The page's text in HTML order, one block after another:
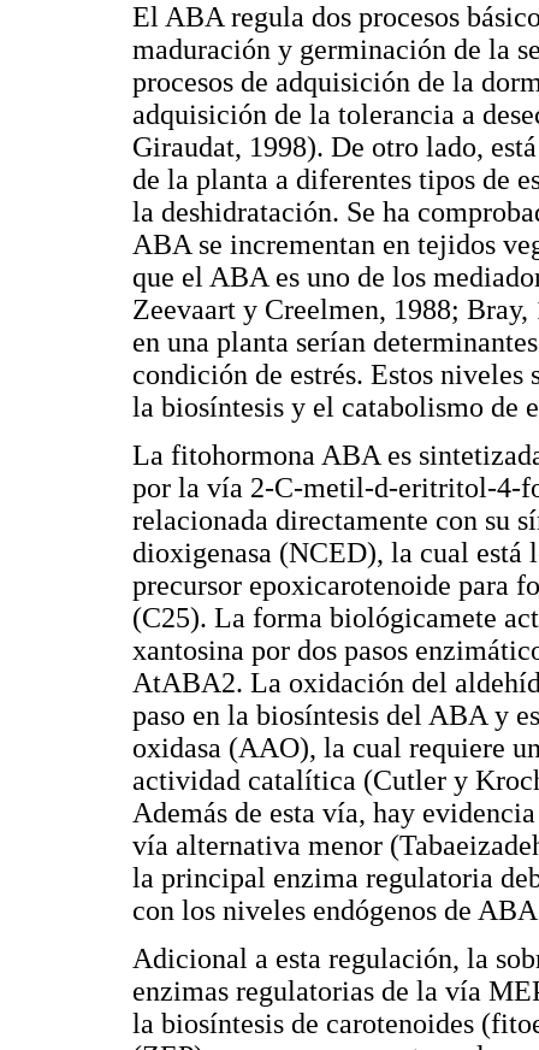
El ABA regula dos procesos
maduración y germinación de la
procesos de adquisición de la
adquisición de la tolerancia a
Giraudat, 1998). De otro lado,
de la planta a diferentes tipos de
la deshidratación. Se ha
ABA se incrementan en tejidos
que el ABA es uno de los
Zeevaart y Creelmen, 1988;
en una planta serían
condición de estrés. Estos niveles
la biosíntesis y el catabolismo de
La fitohormona ABA es
por la vía 2-C-metil-d-eritritol-4-
relacionada directamente con su
dioxigenasa (NCED), la cual está
precursor epoxicarotenoide para
(C25). La forma biológicamete
xantosina por dos pasos
AtABA2. La oxidación del
paso en la biosíntesis del ABA y
oxidasa (AAO), la cual requiere
actividad catalítica (Cutler y
Además de esta vía, hay
vía alternativa menor
la principal enzima regulatoria
con los niveles endógenos de
Adicional a esta regulación, la
enzimas regulatorias de la vía
la biosíntesis de carotenoides